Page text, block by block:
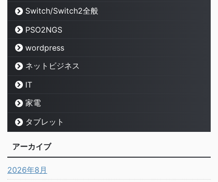
Switch/Switch2全般
PSO2NGS
wordpress
ネットビジネス
IT
家電
タブレット
アーカイブ
2026年8月